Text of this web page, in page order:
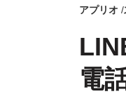
アプリオ
電